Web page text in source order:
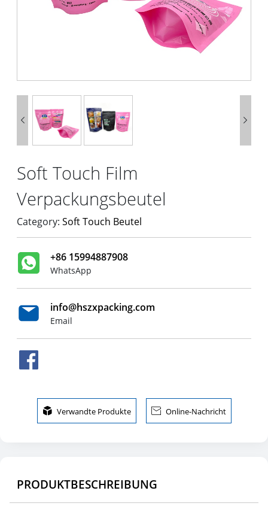
 
Soft Touch Film
Verpackungsbeutel
Category: Soft Touch Beutel
+86 15994887908
WhatsApp
info@hszxpacking.com
Email
 Verwandte Produkte  Online-Nachricht
PRODUKTBESCHREIBUNG